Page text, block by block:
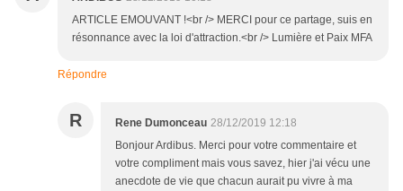
ARTICLE EMOUVANT !<br /> MERCI pour ce partage, suis en
résonnance avec la loi d'attraction.<br /> Lumière et Paix MFA
Répondre
R Rene Dumonceau 28/12/2019 12:18
Bonjour Ardibus. Merci pour votre commentaire et
votre compliment mais vous savez, hier j'ai vécu une
anecdote de vie que chacun aurait pu vivre à ma